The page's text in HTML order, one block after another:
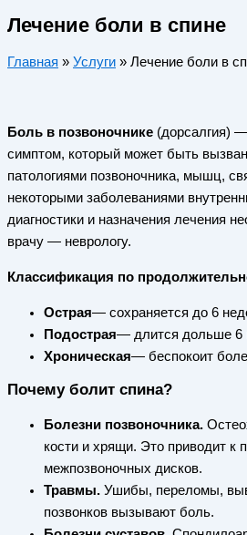
Лечение боли в спине
Главная » Услуги » Лечение боли в
Боль в позвоночнике (дорсалгия)
симптом, который может быть
патологиями позвоночника, мышц,
некоторыми заболеваниями
диагностики и назначения лечения
врачу — неврологу.
Классификация по
Острая— сохраняется до 6
Подострая— длится дольше 6
Хроническая— беспокоит
Почему болит спина?
Болезни позвоночника.
кости и хрящи. Это приводит к
межпозвоночных дисков.
Травмы. Ушибы, переломы,
позвонков вызывают боль.